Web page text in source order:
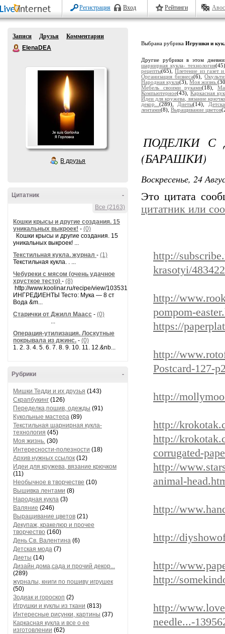
Регистрация Вход Рейтинги
Записи Друзья
Комментарии
ElenaDEA
В друзья
-
Цитатник
Все (2163)
Кошки крысы и другие создания. 15
уникальных выкроек! - (0)
Кошки крысы и другие создания. 15
уникальных выкроек! ...
Текстильная кукла. журнал - (1)
Текстильная кукла. . ...
Чебуреки с мясом (очень удачное
хрусткое тесто) - (8)
http://www.koolinar.ru/recipe/view/103531
ИНГРЕДИЕНТЫ Тесто: Мука — 8 ст
Вода &m...
Старички от Джилл Маасс - (0)
...
Операция-утилизация. Лоскутные
покрывала из джинс. - (0)
1. 2. 3. 4. 5. 6. 7. 8. 9. 10. 11. 12.&nb...
-
Рубрики
Мишки Тедди и их друзья (143)
Скрапбукинг (126)
Переделка,пошив, одежды (91)
Кукольные мастера (89)
Текстильная шарнирная кукла-
технология (45)
Моя жизнь. (30)
Интересности-полезности (18)
Архив нужных ссылок (12)
Идеи для кружева, вязание крючком
(11)
Необычное в творчестве (10)
Вышивка лентами (8)
Народная кукла (3)
Валяние (246)
Выращивание цветов (21)
Декупаж, кракелюр и прочее
творчество (160)
День Св. Валентина (6)
Детская мода (7)
Диеты (14)
Дизайн дома,сада и прочий декор...
(289)
журналы, книги по пошиву игрушек
(50)
Зодиак и гороскоп (2)
Игрушки и куклы из ткани (813)
Интересные рисунки, картины (37)
Каркасная кукла и все о ее
изготовлении (62)
Выбрана рубрика Игрушки и
Другие рубрики в этом
шарнирная кукла- технология
рецепты(65),Плетение из газет
Организация бизнеса(6),
Народная кукла(3),Моя жизнь.
Мебель своими руками(18),
Компьютерное(43), Каркасная
Идеи для кружева, вязание
декор... (289), Диеты(14),
лентами(8), Выращивание цветов
ПОДЕЛКИ С
(БАРАШКИ)
Воскресенье, 24
Это цитата
цитатник или
http://
krasotyi/
http://
pompom-
https://
http://
Postcard-127-
http://
http://
http://
corrugated-
http://
animal-
http://
http://
http://
http://
http://
needle...-